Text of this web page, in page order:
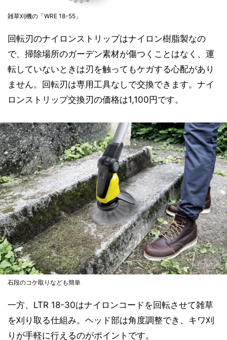
雑草刈機の「WRE 18-55」
回転刃のナイロンストリップはナイロン樹脂製なの
で、掃除場所のガーデン素材が傷つくことはなく、運
転していないときは刃を触ってもケガする心配があり
ません。回転刃は専用工具なしで交換できます。ナイ
ロンストリップ交換刃の価格は1,100円です。
石段のコケ取りなども簡単
一方、LTR 18-30はナイロンコードを回転させて雑草
を刈り取る仕組み。ヘッド部は角度調整でき、キワ刈
りが手軽に行えるのがポイントです。